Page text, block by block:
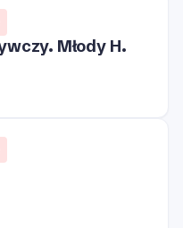
Młody H.